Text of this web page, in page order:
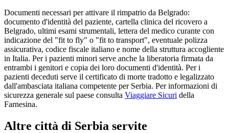
Documenti necessari per attivare il rimpatrio da Belgrado:
documento d'identità del paziente, cartella clinica del ricovero a
Belgrado, ultimi esami strumentali, lettera del medico curante con
indicazione del "fit to fly" o "fit to transport", eventuale polizza
assicurativa, codice fiscale italiano e nome della struttura accogliente
in Italia. Per i pazienti minori serve anche la liberatoria firmata da
entrambi i genitori e copia dei loro documenti d'identità. Per i
pazienti deceduti serve il certificato di morte tradotto e legalizzato
dall'ambasciata italiana competente per Serbia. Per informazioni di
sicurezza generale sul paese consulta Viaggiare Sicuri della
Farnesina.
Altre città di Serbia servite